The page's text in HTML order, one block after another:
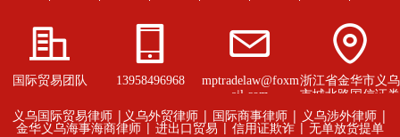
义乌国际贸易律师 |义乌外贸律师 | 国际商事律师 | 义乌涉外律师 |
金华义乌海事海商律师 | 进出口贸易 | 信用证欺诈 | 无单放货提单
国际贸易团队 13958496968
mptradelaw@foxm
ail.com
浙江省金华市义乌
市城北路国信证券
大厦26楼